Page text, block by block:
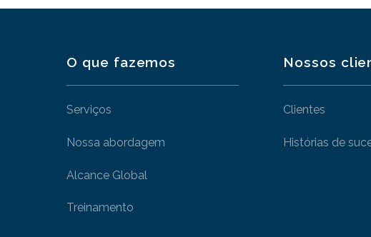
O que fazemos
Serviços
Nossa abordagem
Alcance Global
Treinamento
Nossos
Clientes
Histórias de